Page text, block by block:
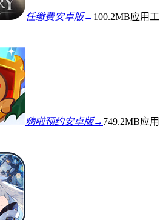
任缴费安卓版→ 100.2MB应用工
嗨啦预约安卓版→ 749.2MB应用